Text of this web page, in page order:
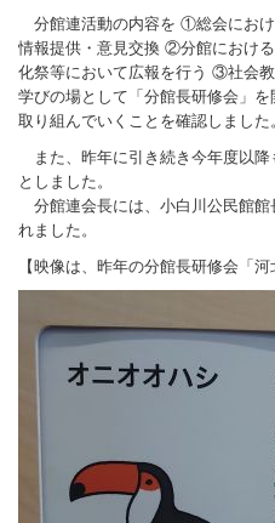
分館連活動の内容を ①総会にお
情報提供・意見交換 ②分館におけ
化祭等において広報を行う ③社会
学びの場として「分館長研修会」
取り組んでいくことを確認しました。
また、昨年に引き続き今年度以降
としました。
分館連会長には、小白川公民館
れました。
【映像は、昨年の分館長研修会「河